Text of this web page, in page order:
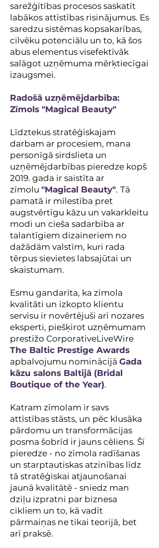
sarežģītības procesos saskatīt
labākos attīstības risinājumus. Es
saredzu sistēmas kopsakarības,
cilvēku potenciālu un to, kā šos
abus elementus visefektīvāk
salāgot uzņēmuma mērķtiecīgai
izaugsmei.
Radošā uzņēmējdarbība:
Zīmols "Magical Beauty"
Līdztekus stratēģiskajam
darbam ar procesiem, mana
personīgā sirdslieta un
uzņēmējdarbības pieredze kopš
2019. gada ir saistīta ar
zīmolu "Magical Beauty". Tā
pamatā ir mīlestība pret
augstvērtīgu kāzu un vakarkleitu
modi un cieša sadarbība ar
talantīgiem dizaineriem no
dažādām valstīm, kuri rada
tērpus sievietes labsajūtai un
skaistumam.
Esmu gandarīta, ka zīmola
kvalitāti un izkopto klientu
servisu ir novērtējuši arī nozares
eksperti, piešķirot uzņēmumam
prestižo CorporativeLiveWire
The Baltic Prestige Awards
apbalvojumu nominācijā Gada
kāzu salons Baltijā (Bridal
Boutique of the Year).
Katram zīmolam ir savs
attīstības stāsts, un pēc klusāka
pārdomu un transformācijas
posma šobrīd ir jauns cēliens. Šī
pieredze - no zīmola radīšanas
un starptautiskas atzinības līdz
tā stratēģiskai atjaunošanai
jaunā kvalitātē - sniedz man
dziļu izpratni par biznesa
cikliem un to, kā vadīt
pārmaiņas ne tikai teorijā, bet
arī praksē.